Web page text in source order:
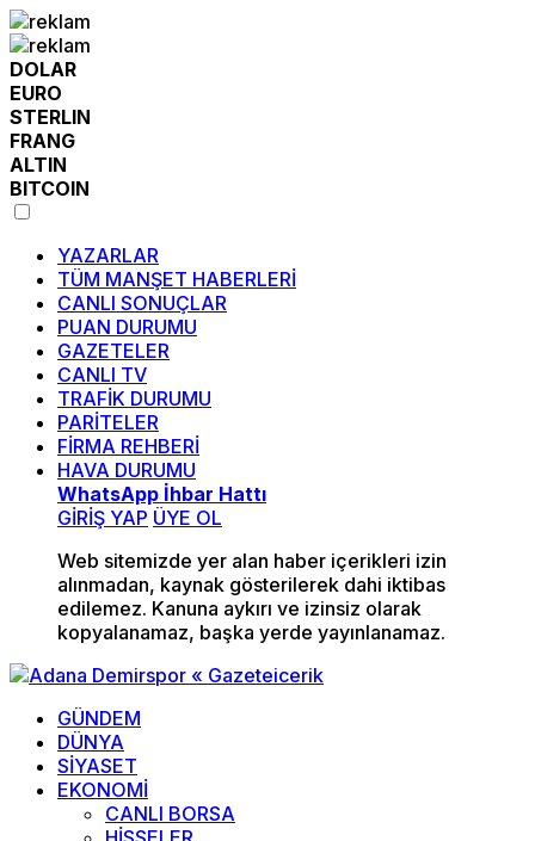
DOLAR
EURO
STERLIN
FRANG
ALTIN
BITCOIN
YAZARLAR
TÜM MANŞET HABERLERİ
CANLI SONUÇLAR
PUAN DURUMU
GAZETELER
CANLI TV
TRAFİK DURUMU
PARİTELER
FİRMA REHBERİ
HAVA DURUMU
WhatsApp İhbar Hattı
GİRİŞ YAP ÜYE OL
Web sitemizde yer alan haber içerikleri izin
alınmadan, kaynak gösterilerek dahi iktibas
edilemez. Kanuna aykırı ve izinsiz olarak
kopyalanamaz, başka yerde yayınlanamaz.
GÜNDEM
DÜNYA
SİYASET
EKONOMİ
CANLI BORSA